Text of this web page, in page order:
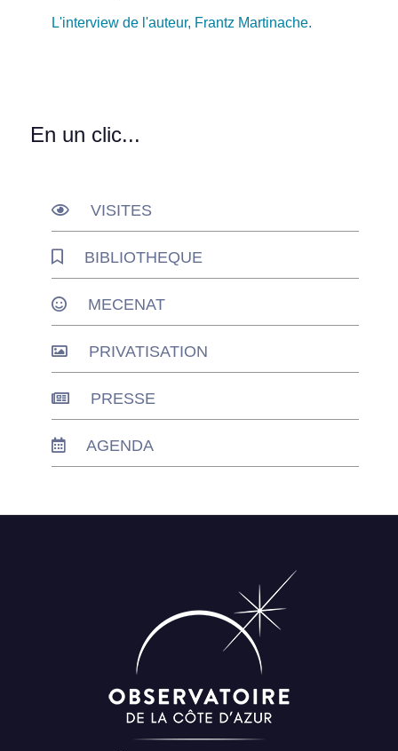
L'interview de l'auteur, Frantz Martinache.
En un clic...
VISITES
BIBLIOTHEQUE
MECENAT
PRIVATISATION
PRESSE
AGENDA